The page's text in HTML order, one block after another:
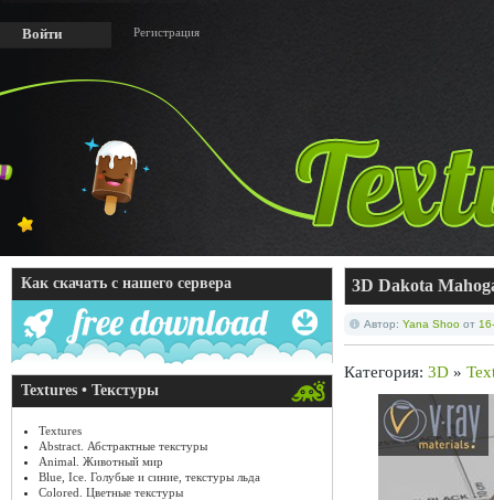
Войти Регистрация
Как скачать с нашего сервера
Textures • Текстуры
Textures
Abstract. Абстрактные текстуры
Animal. Животный мир
Blue, Ice. Голубые и синие, текстуры льда
Colored. Цветные текстуры
3D Dakota
Автор: Yana Shoo от
Категория: 3D »